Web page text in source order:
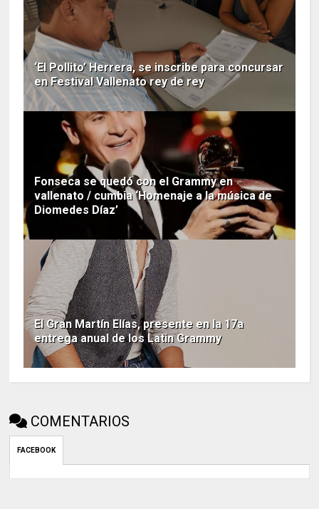
‘El Pollito’ Herrera, se inscribe para concursar
en Festival Vallenato rey de rey
Fonseca se quedó con el Grammy en
vallenato / cumbia ‘Homenaje a la música de
Diomedes Díaz’
El Gran Martín Elías, presente en la 17a
entrega anual de los Latin Grammy
COMENTARIOS
FACEBOOK